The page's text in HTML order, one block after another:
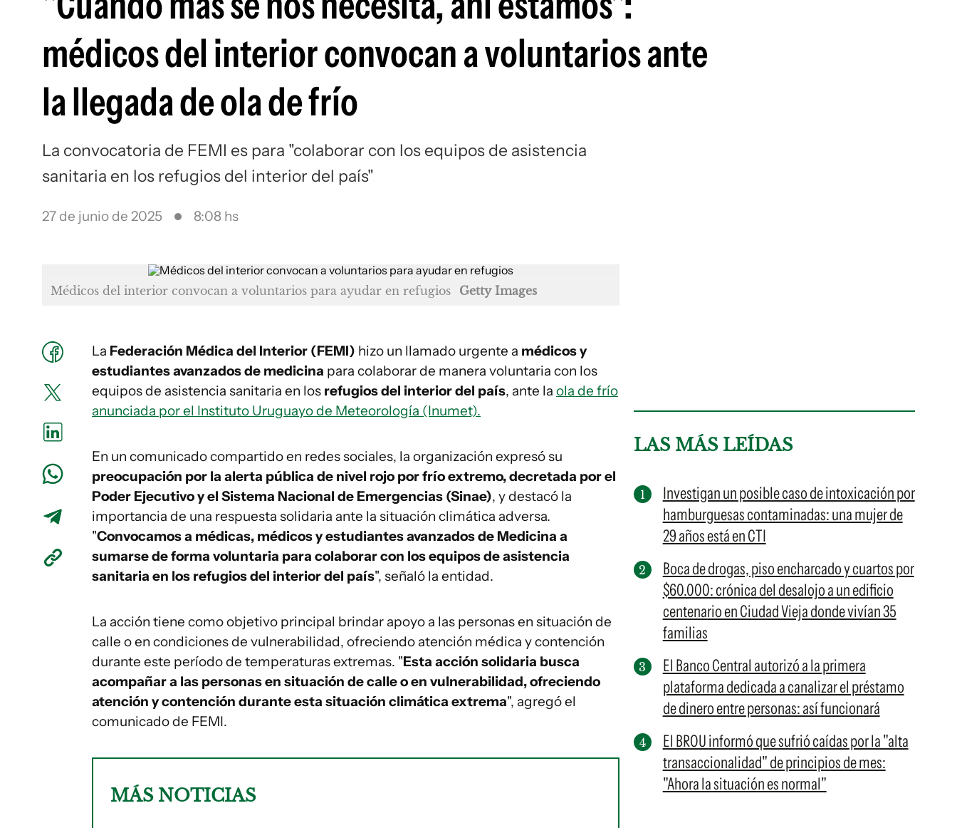
médicos del interior convocan a voluntarios ante
la llegada de ola de frío
La convocatoria de FEMI es para "colaborar con los equipos de asistencia
sanitaria en los refugios del interior del país"
27 de junio de 2025 8:08 hs
Médicos del interior convocan a voluntarios para ayudar en refugios Getty Images
La Federación Médica del Interior (FEMI) hizo un llamado urgente a médicos y
estudiantes avanzados de medicina para colaborar de manera voluntaria con los
equipos de asistencia sanitaria en los refugios del interior del país, ante la ola de frío
anunciada por el Instituto Uruguayo de Meteorología (Inumet).
En un comunicado compartido en redes sociales, la organización expresó su
preocupación por la alerta pública de nivel rojo por frío extremo, decretada por el
Poder Ejecutivo y el Sistema Nacional de Emergencias (Sinae), y destacó la
importancia de una respuesta solidaria ante la situación climática adversa.
"Convocamos a médicas, médicos y estudiantes avanzados de Medicina a
sumarse de forma voluntaria para colaborar con los equipos de asistencia
sanitaria en los refugios del interior del país", señaló la entidad.
La acción tiene como objetivo principal brindar apoyo a las personas en situación de
calle o en condiciones de vulnerabilidad, ofreciendo atención médica y contención
durante este período de temperaturas extremas. "Esta acción solidaria busca
acompañar a las personas en situación de calle o en vulnerabilidad, ofreciendo
atención y contención durante esta situación climática extrema", agregó el
comunicado de FEMI.
MÁS NOTICIAS
LAS MÁS LEÍDAS
Investigan un posible caso de intoxicación por
hamburguesas contaminadas: una mujer de
29 años está en CTI
Boca de drogas, piso encharcado y cuartos por
$60.000: crónica del desalojo a un edificio
centenario en Ciudad Vieja donde vivían 35
familias
El Banco Central autorizó a la primera
plataforma dedicada a canalizar el préstamo
de dinero entre personas: así funcionará
El BROU informó que sufrió caídas por la "alta
transaccionalidad" de principios de mes:
"Ahora la situación es normal"